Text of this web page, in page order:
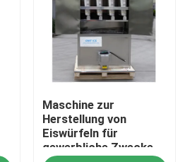
Maschine zur
Herstellung von
Eiswürfeln für
gewerbliche Zwecke